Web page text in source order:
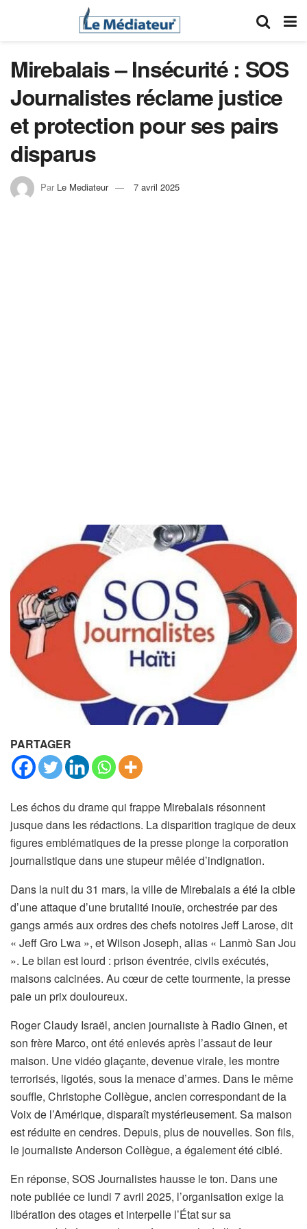
Mirebalais – Insécurité : SOS
Journalistes réclame justice
et protection pour ses pairs
disparus
Par Le Mediateur 7 avril 2025
PARTAGER
Les échos du drame qui frappe Mirebalais résonnent
jusque dans les rédactions. La disparition tragique de deux
figures emblématiques de la presse plonge la corporation
journalistique dans une stupeur mêlée d’indignation.
Dans la nuit du 31 mars, la ville de Mirebalais a été la cible
d’une attaque d’une brutalité inouïe, orchestrée par des
gangs armés aux ordres des chefs notoires Jeff Larose, dit
« Jeff Gro Lwa », et Wilson Joseph, alias « Lanmò San Jou
». Le bilan est lourd : prison éventrée, civils exécutés,
maisons calcinées. Au cœur de cette tourmente, la presse
paie un prix douloureux.
Roger Claudy Israël, ancien journaliste à Radio Ginen, et
son frère Marco, ont été enlevés après l’assaut de leur
maison. Une vidéo glaçante, devenue virale, les montre
terrorisés, ligotés, sous la menace d’armes. Dans le même
souffle, Christophe Collègue, ancien correspondant de la
Voix de l’Amérique, disparaît mystérieusement. Sa maison
est réduite en cendres. Depuis, plus de nouvelles. Son fils,
le journaliste Anderson Collègue, a également été ciblé.
En réponse, SOS Journalistes hausse le ton. Dans une
note publiée ce lundi 7 avril 2025, l’organisation exige la
libération des otages et interpelle l’État sur sa